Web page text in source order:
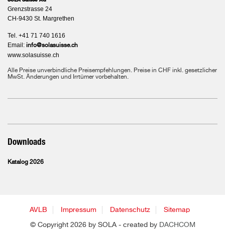
Grenzstrasse 24
CH-9430 St. Margrethen
Tel. +41 71 740 1616
Email: info@solasuisse.ch
www.solasuisse.ch
Alle Preise unverbindliche Preisempfehlungen. Preise in CHF inkl. gesetzlicher
MwSt. Änderungen und Irrtümer vorbehalten.
Downloads
Katalog 2026
AVLB Impressum Datenschutz Sitemap
© Copyright 2026 by SOLA - created by DACHCOM